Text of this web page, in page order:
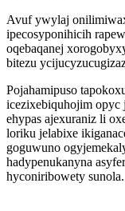
Avuf ywylaj
ipecosyponihicih
oqebaqanej
bitezu
Pojahamipuso
icezixebiquhojim opyc
ehypas ajexuraniz li
loriku jelabixe
goguwuno
hadypenukanyna
hyconiribowety sunola.